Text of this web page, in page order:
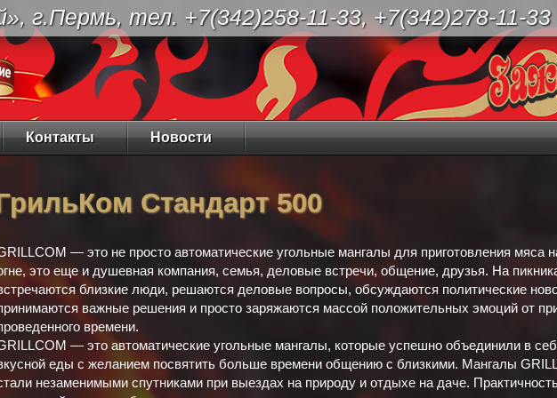
г.Пермь, тел. +7(342)258-11-33, +7(342)278-11-33
Контакты Новости
Стандарт 500
— это не просто автоматические угольные мангалы для приготовления мяса
это еще и душевная компания, семья, деловые встречи, общение, друзья. На
близкие люди, решаются деловые вопросы, обсуждаются политические
важные решения и просто заряжаются массой положительных эмоций от
времени.
— это автоматические угольные мангалы, которые успешно объединили в
еды с желанием посвятить больше времени общению с близкими. Мангалы
незаменимыми спутниками при выездах на природу и отдыхе на даче.